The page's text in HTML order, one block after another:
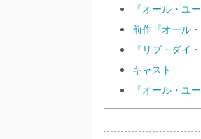
『オール・ユ
前作『オール
『リブ・ダイ
キャスト
『オール・ユ